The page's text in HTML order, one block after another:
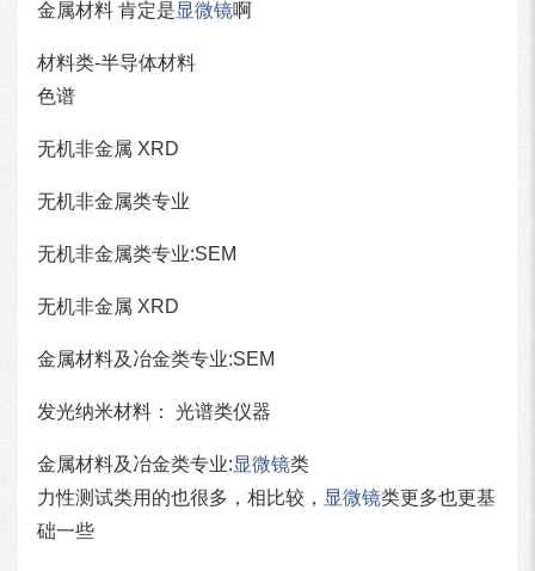
金属材料 肯定是显微镜啊
材料类-半导体材料
色谱
无机非金属 XRD
无机非金属类专业
无机非金属类专业:SEM
无机非金属 XRD
金属材料及冶金类专业:SEM
发光纳米材料： 光谱类仪器
金属材料及冶金类专业:显微镜类
力性测试类用的也很多，相比较， 显微镜类更多也更基
础一些